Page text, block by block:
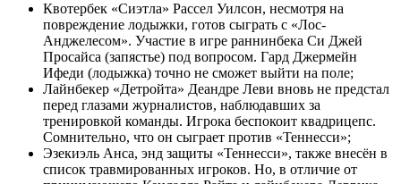
Квотербек «Сиэтла» Рассел Уилсон, несмотря на
повреждение лодыжки, готов сыграть с «Лос-
Анджелесом». Участие в игре раннинбека Си Джей
Просайса (запястье) под вопросом. Гард Джермейн
Ифеди (лодыжка) точно не сможет выйти на поле;
Лайнбекер «Детройта» Деандре Леви вновь не предстал
перед глазами журналистов, наблюдавших за
тренировкой команды. Игрока беспокоит квадрицепс.
Сомнительно, что он сыграет против «Теннесси»;
Эзекиэль Анса, энд защиты «Теннесси», также внесён в
список травмированных игроков. Но, в отличие от